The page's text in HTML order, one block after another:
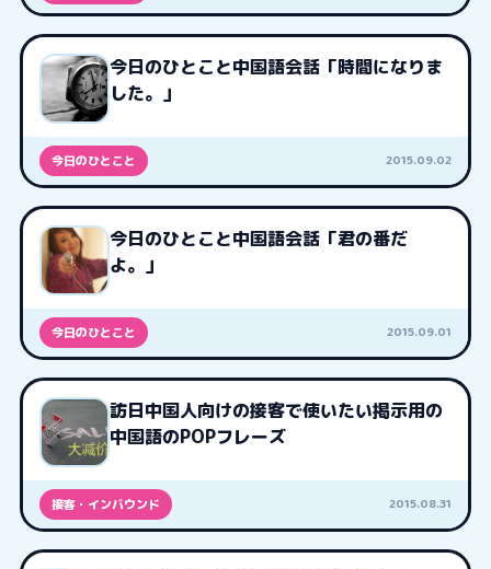
今日のひとこと中国語会話「時間になりま
した。」
今日のひとこと 2015.09.02
今日のひとこと中国語会話「君の番だ
よ。」
今日のひとこと 2015.09.01
訪日中国人向けの接客で使いたい掲示用の
中国語のPOPフレーズ
接客・インバウンド 2015.08.31